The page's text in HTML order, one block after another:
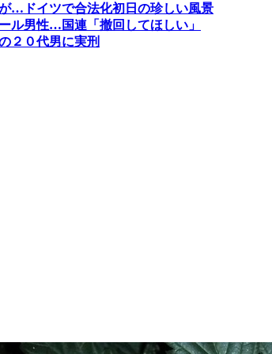
…ドイツで合法化初日の珍しい風景
ル男性…国連「撤回してほしい」
２０代男に実刑